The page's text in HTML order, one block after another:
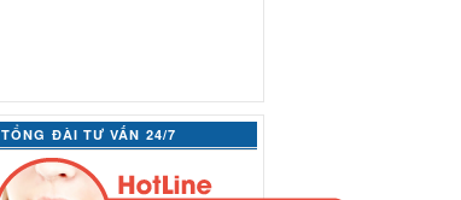
TỔNG ĐÀI TƯ VẤN 24/7